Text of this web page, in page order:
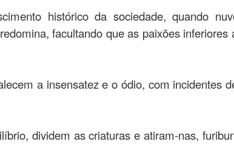
histórico da sociedade, quando
facultando que as paixões
a insensatez e o ódio, com incidentes
dividem as criaturas e atiram-nas,